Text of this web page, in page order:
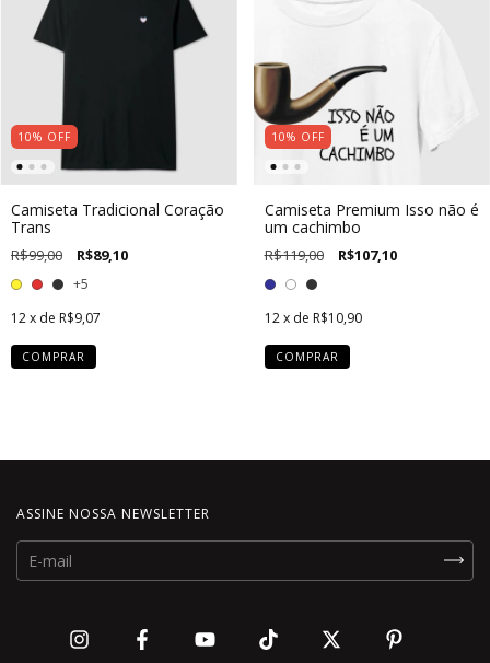
10% OFF
Camiseta Tradicional Coração
Trans
R$99,00 R$89,10
+5
12x de R$9,07
COMPRAR
10% OFF
Camiseta Premium Isso não é
um cachimbo
R$119,00 R$107,10
12 x de R$10,90
COMPRAR
ASSINE NOSSA NEWSLETTER